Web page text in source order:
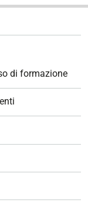
di formazione